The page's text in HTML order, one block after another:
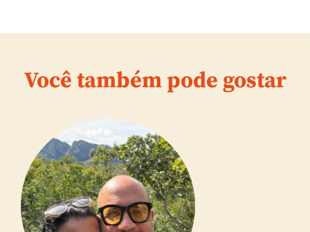
Você também pode gostar